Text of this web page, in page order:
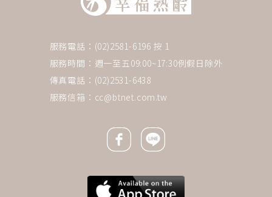
服務電話：(02)2581-6196 按 1
服務時間：週一至五09:00~17:30例假日除外
傳真電話：(02)2531-6438
服務信箱： cc@btnet.com.tw
Facebook icon
Line icon